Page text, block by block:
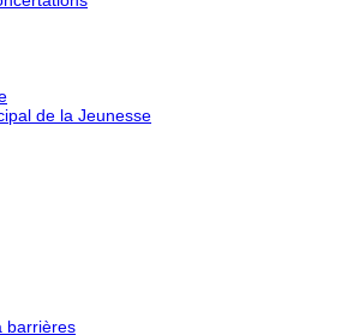
de la Jeunesse
barrières